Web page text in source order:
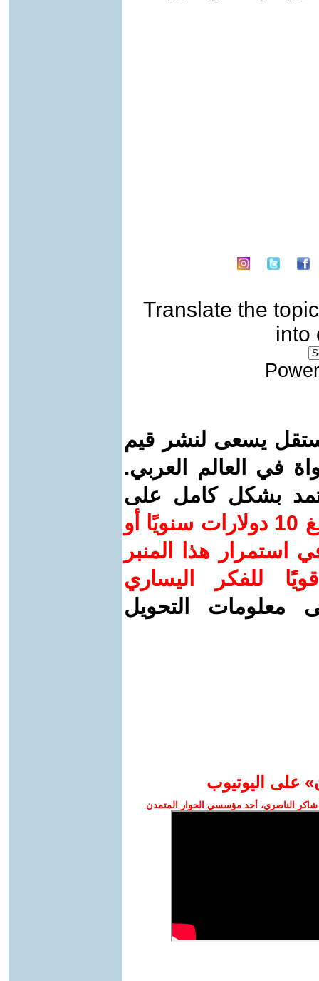
Translate the topic
into
يسعى لنشر قيم
في العالم العربي.
بشكل كامل على
ساهم/ي معنا! بدعمكم بمبلغ 10 دولارات سنويًا أو
استمرار هذا المنبر
للفكر اليساري
معلومات التحويل
على اليوتيوب
الناصري، أحد مؤسسي الحوار المتمدن